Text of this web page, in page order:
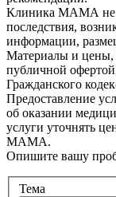
Клиника МАМА не
последствия,
информации,
Материалы и цены,
публичной
Гражданского
Предоставление
об оказании
услуги уточнять
МАМА.
Опишите вашу
Тема